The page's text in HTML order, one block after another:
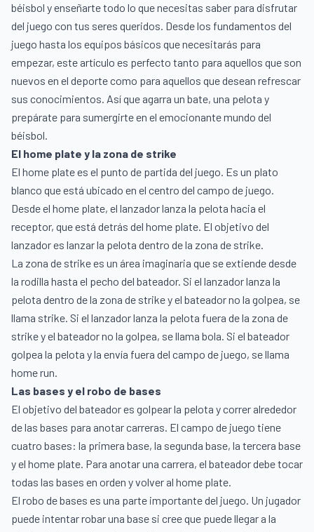
béisbol y enseñarte todo lo que necesitas saber para disfrutar
del juego con tus seres queridos. Desde los fundamentos del
juego hasta los equipos básicos que necesitarás para
empezar, este artículo es perfecto tanto para aquellos que son
nuevos en el deporte como para aquellos que desean refrescar
sus conocimientos. Así que agarra un bate, una pelota y
prepárate para sumergirte en el emocionante mundo del
béisbol.
El home plate y la zona de strike
El home plate es el punto de partida del juego. Es un plato
blanco que está ubicado en el centro del campo de juego.
Desde el home plate, el lanzador lanza la pelota hacia el
receptor, que está detrás del home plate. El objetivo del
lanzador es lanzar la pelota dentro de la zona de strike.
La zona de strike es un área imaginaria que se extiende desde
la rodilla hasta el pecho del bateador. Si el lanzador lanza la
pelota dentro de la zona de strike y el bateador no la golpea, se
llama strike. Si el lanzador lanza la pelota fuera de la zona de
strike y el bateador no la golpea, se llama bola. Si el bateador
golpea la pelota y la envía fuera del campo de juego, se llama
home run.
Las bases y el robo de bases
El objetivo del bateador es golpear la pelota y correr alrededor
de las bases para anotar carreras. El campo de juego tiene
cuatro bases: la primera base, la segunda base, la tercera base
y el home plate. Para anotar una carrera, el bateador debe tocar
todas las bases en orden y volver al home plate.
El robo de bases es una parte importante del juego. Un jugador
puede intentar robar una base si cree que puede llegar a la